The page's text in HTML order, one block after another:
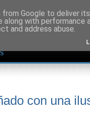
con una
Google to deliver
along with
and address abuse.